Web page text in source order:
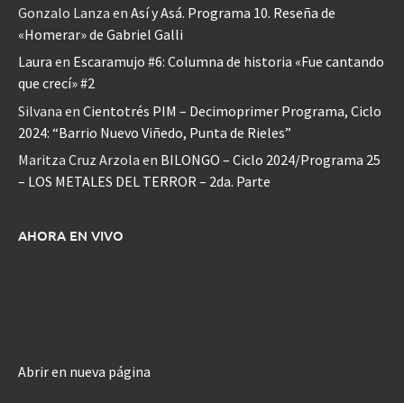
Gonzalo Lanza en Así y Asá. Programa 10. Reseña de
«Homerar» de Gabriel Galli
Laura en Escaramujo #6: Columna de historia «Fue cantando
que crecí» #2
Silvana en Cientotrés PIM – Decimoprimer Programa, Ciclo
2024: “Barrio Nuevo Viñedo, Punta de Rieles”
Maritza Cruz Arzola en BILONGO – Ciclo 2024/Programa 25
– LOS METALES DEL TERROR – 2da. Parte
AHORA EN VIVO
Abrir en nueva página